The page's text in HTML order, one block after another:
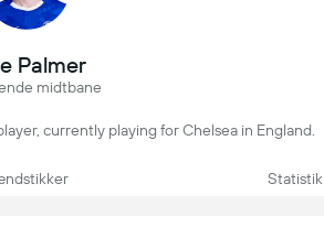
Palmer
midtbane
currently playing for Chelsea in England.
Statistik